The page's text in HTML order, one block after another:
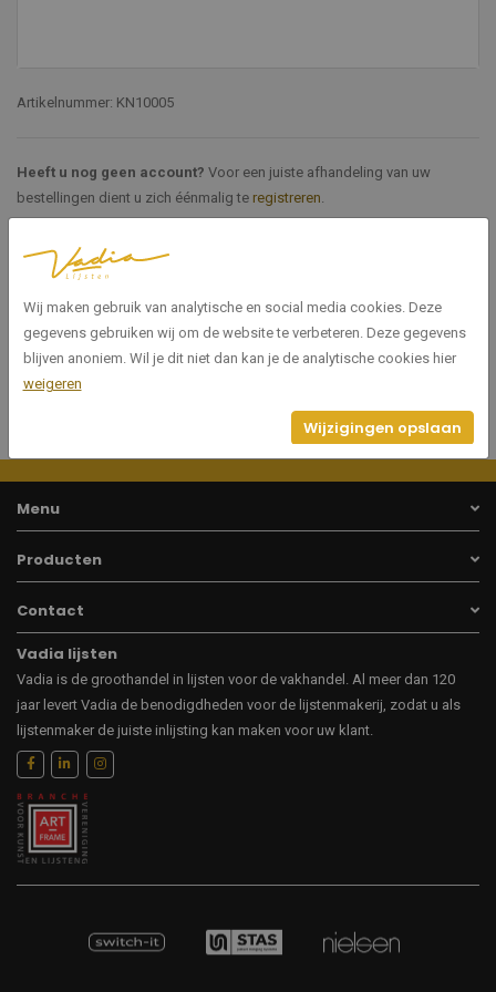
Artikelnummer: KN10005
Heeft u nog geen account? Voor een juiste afhandeling van uw
bestellingen dient u zich éénmalig te registreren.
Specificaties
Artikelnummer KN10005
Menu
Producten
Contact
Vadia lijsten
Vadia is de groothandel in lijsten voor de vakhandel. Al meer dan 120
jaar levert Vadia de benodigdheden voor de lijstenmakerij, zodat u als
lijstenmaker de juiste inlijsting kan maken voor uw klant.
Wij maken gebruik van analytische en social media cookies. Deze
gegevens gebruiken wij om de website te verbeteren. Deze gegevens
blijven anoniem. Wil je dit niet dan kan je de analytische cookies hier
weigeren
Wijzigingen opslaan